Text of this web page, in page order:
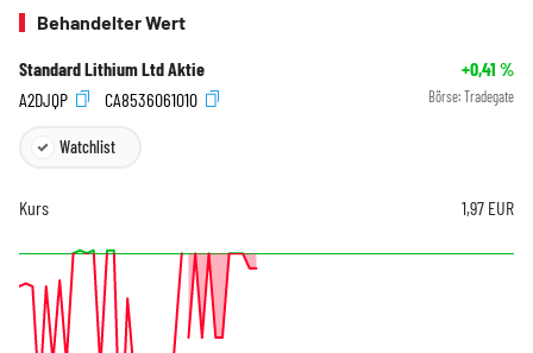
Behandelter Wert
Standard Lithium Ltd Aktie +0,41 %
A2DJQP
CA8536061010 Börse: Tradegate
Watchlist
Kurs 1,97 EUR